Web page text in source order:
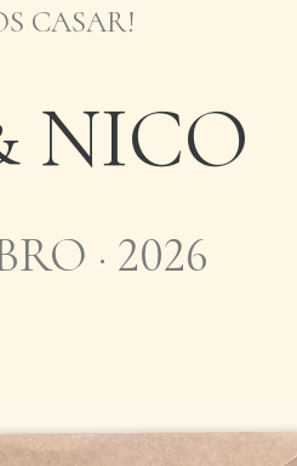
CASAR!
NICO
· 2026